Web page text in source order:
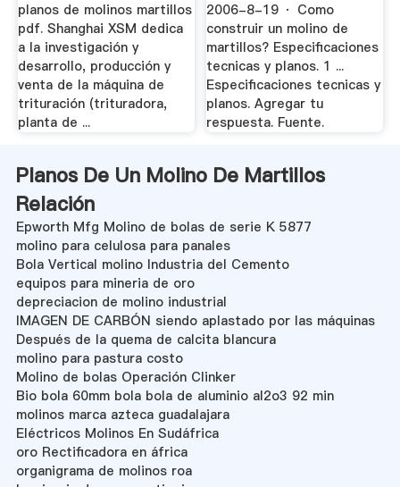
planos de molinos martillos
pdf. Shanghai XSM dedica
a la investigación y
desarrollo, producción y
venta de la máquina de
trituración (trituradora,
planta de ...
2006-8-19 · Como
construir un molino de
martillos? Especificaciones
tecnicas y planos. 1 ...
Especificaciones tecnicas y
planos. Agregar tu
respuesta. Fuente.
Planos De Un Molino De Martillos
Relación
Epworth Mfg Molino de bolas de serie K 5877
molino para celulosa para panales
Bola Vertical molino Industria del Cemento
equipos para mineria de oro
depreciacion de molino industrial
IMAGEN DE CARBÓN siendo aplastado por las máquinas
Después de la quema de calcita blancura
molino para pastura costo
Molino de bolas Operación Clinker
Bio bola 60mm bola bola de aluminio al2o3 92 min
molinos marca azteca guadalajara
Eléctricos Molinos En Sudáfrica
oro Rectificadora en áfrica
organigrama de molinos roa